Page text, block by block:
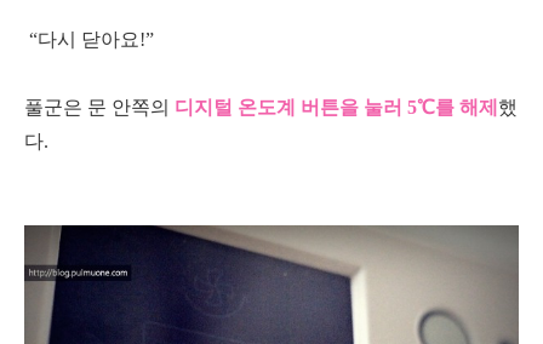
“다시 닫아요!”
풀군은 문 안쪽의 디지털 온도계 버튼을 눌러 5℃를 해제 했
다.